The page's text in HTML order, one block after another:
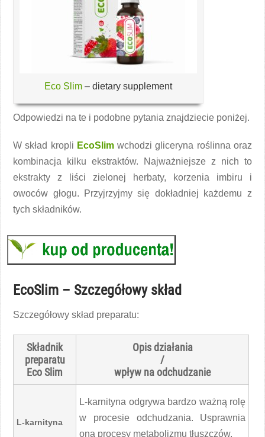
Eco Slim – dietary supplement
Odpowiedzi na te i podobne pytania znajdziecie poniżej.
W skład kropli EcoSlimwchodzi gliceryna roślinna oraz
kombinacja kilku ekstraktów. Najważniejsze z nich to
ekstrakty z liści zielonej herbaty, korzenia imbiru i
owoców głogu. Przyjrzyjmy się dokładniej każdemu z
tych składników.
EcoSlim – Szczegółowy skład
Szczegółowy skład preparatu:
Składnik
preparatu
Eco Slim
Opis działania
/
wpływ na odchudzanie
L-karnityna
L-karnityna odgrywa bardzo ważną rolę
w procesie odchudzania. Usprawnia
ona procesy metabolizmu tłuszczów.